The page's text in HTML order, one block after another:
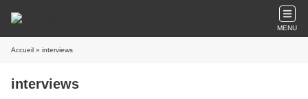
MENU
Accueil » interviews
interviews